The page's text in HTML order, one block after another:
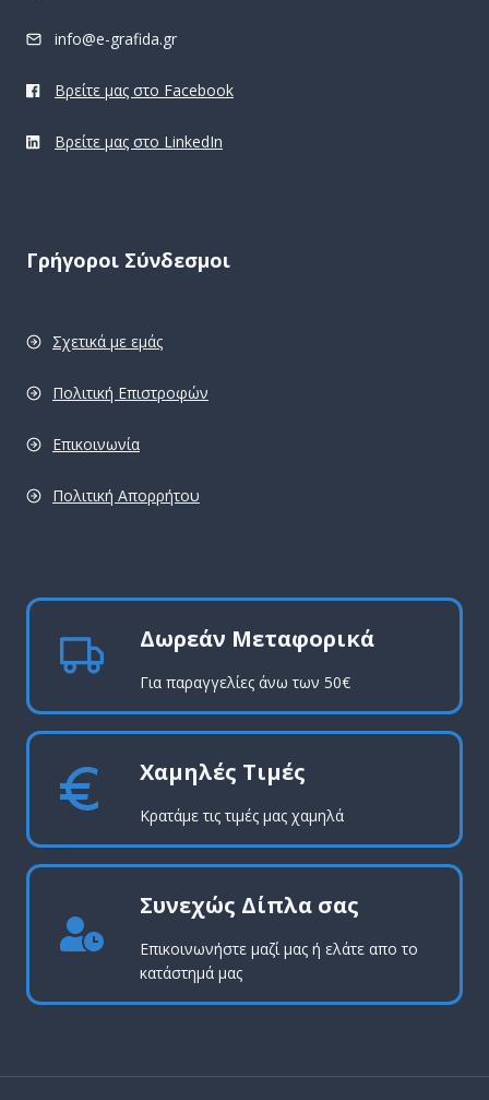
info@e-grafida.gr
Βρείτε μας στο Facebook
Βρείτε μας στο LinkedIn
Γρήγοροι Σύνδεσμοι
Σχετικά με εμάς
Πολιτική Επιστροφών
Επικοινωνία
Πολιτική Απορρήτου
Δωρεάν Μεταφορικά
Για παραγγελίες άνω των 50€
Χαμηλές Τιμές
Κρατάμε τις τιμές μας χαμηλά
Συνεχώς Δίπλα σας
Επικοινωνήστε μαζί μας ή ελάτε απο το
κατάστημά μας